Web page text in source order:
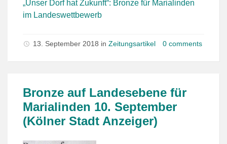
„Unser Dorf hat Zukunft“: Bronze für Marialinden
im Landeswettbewerb
13. September 2018 in Zeitungsartikel 0 comments
Bronze auf Landesebene für
Marialinden 10. September
(Kölner Stadt Anzeiger)